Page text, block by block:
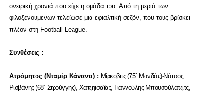
ονειρική χρονιά που είχε η ομάδα του. Από τη μεριά των
φιλοξενούμενων τελείωσε μια εφιαλτική σεζόν, που τους βρίσκει
πλέον στη Football League.
Συνθέσεις :
Ατρόμητος (Νταμίρ Κάναντι) : Μίρκοβιτς (75΄ Μανδάς)-Νάτσος,
Ρισβάνης (68΄ Στρούγγης), Χατζηισαϊας, Γιαννούλης-Μπουσούλατζιτς,